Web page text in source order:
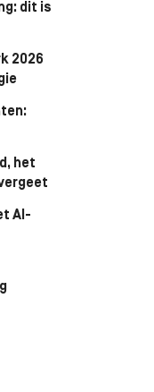
dit is
2026
het
AI-